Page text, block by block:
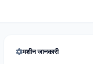
मशीन जानकारी